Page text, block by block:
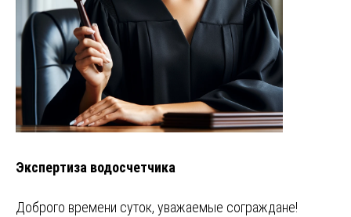
Экспертиза водосчетчика
Доброго времени суток, уважаемые сограждане!